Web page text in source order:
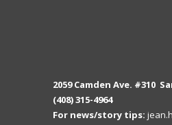
2059 Camden Ave. #310
(408) 315-4964
For news/story tips: